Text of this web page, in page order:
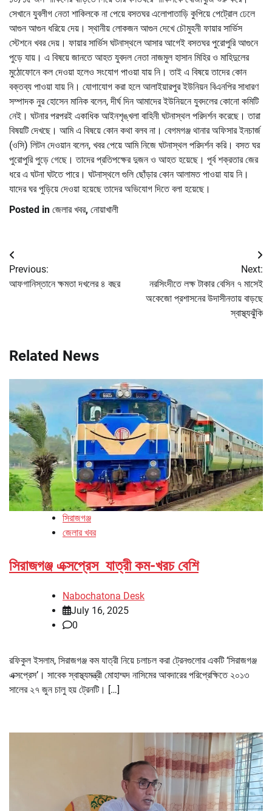
সেখানে যুবলীগ নেতা শাকিলকে না পেয়ে বসতঘর এলোপাতাড়ি কুপিয়ে পেট্রোল ঢেলে
আগুন আগুন ধরিয়ে দেয়। স্থানীয় লোকজন আগুন দেখে চৌমুহনী ফায়ার সার্ভিস
স্টেশনে খবর দেয়। ফায়ার সার্ভিস ঘটনাস্থলে আসার আগেই বসতঘর পুরোপুরি আগুনে
পুড়ে যায়। এ বিষয়ে জানতে আহত যুবদল নেতা নাজমুল হাসান মিহির ও মাহিদুলের
মুঠোফোনে কল দেওয়া হলেও সংযোগ পাওয়া যায় নি। তাই এ বিষয়ে তাদের কোন
বক্তব্য পাওয়া যায় নি। যোগাযোগ করা হলে আলাইয়ারপুর ইউনিয়ন বিএনপির সাধারণ
সম্পাদক নুর হোসেন মানিক বলেন, দীর্ঘ দিন আমাদের ইউনিয়নে যুবদলের কোনো কমিটি
নেই। ঘটনার পরপরই একাধিক আইনশৃঙ্খলা বাহিনী ঘটনাস্থল পরিদর্শন করেছে। তারা
বিষয়টি দেখছে। আমি এ বিষয়ে কোন কথা বলব না। বেগমগঞ্জ থানার অফিসার ইনচার্জ
(ওসি) লিটন দেওয়ান বলেন, খবর পেয়ে আমি নিজে ঘটনাস্থল পরিদর্শন করি। বসত ঘর
পুরোপুরি পুড়ে গেছে। তাদের প্রতিপক্ষের দুজন ও আহত হয়েছে। পূর্ব শক্রতার জের
ধরে এ ঘটনা ঘটতে পারে। ঘটনাস্থলে গুলি ছোঁড়ার কোন আলামত পাওয়া যায় নি।
যাদের ঘর পুড়িয়ে দেওয়া হয়েছে তাদের অভিযোগ দিতে বলা হয়েছে।
Posted in জেলার খবর, নোয়াখালী
Post
navigation
Previous:
আফগানিস্তানে ক্ষমতা দখলের ৪ বছর
Next:
নরসিংদীতে লক্ষ টাকার বেসিন ৭ মাসেই
অকেজো প্রশাসনের উদাসীনতায় বাড়ছে
স্বাস্থ্যঝুঁকি
Related News
সিরাজগঞ্জ
জেলার খবর
সিরাজগঞ্জ এক্সপ্রেস যাত্রী কম-খরচ বেশি
Nabochatona Desk
July 16, 2025
0
রফিকুল ইসলাম, সিরাজগঞ্জ কম যাত্রী নিয়ে চলাচল করা ট্রেনগুলোর একটি ‘সিরাজগঞ্জ
এক্সপ্রেস’। সাবেক স্বাস্থ্যমন্ত্রী মোহাম্মদ নাসিমের আবদারের পরিপ্রেক্ষিতে ২০১৩
সালের ২৭ জুন চালু হয় ট্রেনটি। […]